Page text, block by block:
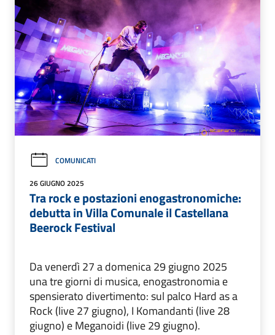
COMUNICATI
26 GIUGNO 2025
Tra rock e postazioni enogastronomiche:
debutta in Villa Comunale il Castellana
Beerock Festival
Da venerdì 27 a domenica 29 giugno 2025
una tre giorni di musica, enogastronomia e
spensierato divertimento: sul palco Hard as a
Rock (live 27 giugno), I Komandanti (live 28
giugno) e Meganoidi (live 29 giugno).